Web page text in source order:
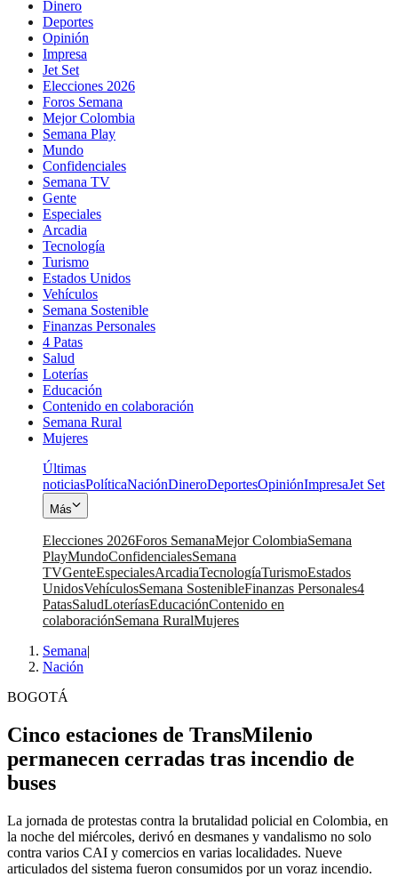
Dinero
Deportes
Opinión
Impresa
Jet Set
Elecciones 2026
Foros Semana
Mejor Colombia
Semana Play
Mundo
Confidenciales
Semana TV
Gente
Especiales
Arcadia
Tecnología
Turismo
Estados Unidos
Vehículos
Semana Sostenible
Finanzas Personales
4 Patas
Salud
Loterías
Educación
Contenido en colaboración
Semana Rural
Mujeres
Últimas
noticiasPolíticaNaciónDineroDeportesOpiniónImpresaJet Set
Más
Elecciones 2026Foros SemanaMejor ColombiaSemana
PlayMundoConfidencialesSemana
TVGenteEspecialesArcadiaTecnologíaTurismoEstados
UnidosVehículosSemana SostenibleFinanzas Personales4
PatasSaludLoteríasEducaciónContenido en
colaboraciónSemana RuralMujeres
Semana|
Nación
BOGOTÁ
Cinco estaciones de TransMilenio
permanecen cerradas tras incendio de
buses
La jornada de protestas contra la brutalidad policial en Colombia, en
la noche del miércoles, derivó en desmanes y vandalismo no solo
contra varios CAI y comercios en varias localidades. Nueve
articulados del sistema fueron consumidos por un voraz incendio.